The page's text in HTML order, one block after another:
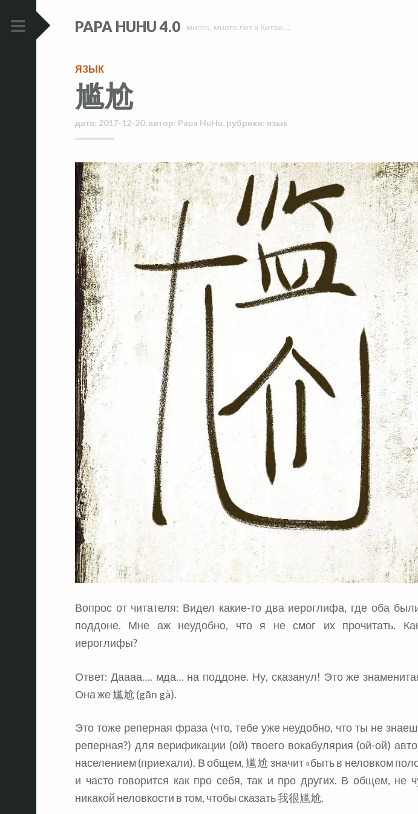
PRIMARY
PAPA HUHU 4.0 много, много лет в Китае….
ЯЗЫК
尴尬
дата: 2017-12-20,автор: Papa HuHu, рубрики: язык
Вопрос от читателя: Видел какие-то два иероглифа, где оба
поддоне. Мне аж неудобно, что я не смог их прочитать.
иероглифы?
Ответ: Даааа…. мда… на поддоне. Ну, сказанул! Это же
Она же 尴尬 (gān gà).
Это тоже реперная фраза (что, тебе уже неудобно, что ты не
реперная?) для верификации (ой) твоего вокабулярия (ой-ой)
населением (приехали). В общем, 尴尬 значит «быть в неловком
и часто говорится как про себя, так и про других. В общем, не
никакой неловкости в том, чтобы сказать 我很尴尬.